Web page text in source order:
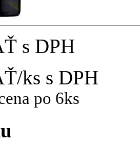
s DPH
ks s DPH
po 6ks